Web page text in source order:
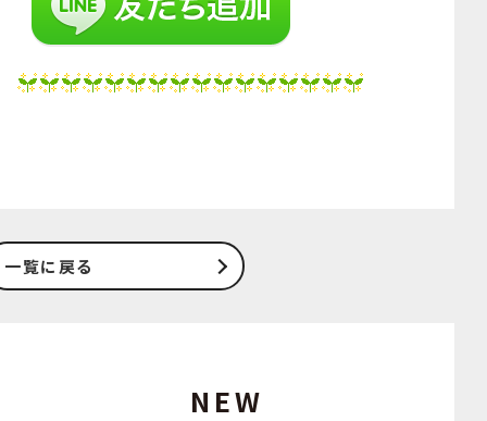
NEW
一覧に戻る